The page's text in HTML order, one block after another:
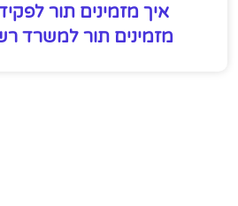
איך מזמינים תור
מזמינים תור למשרד